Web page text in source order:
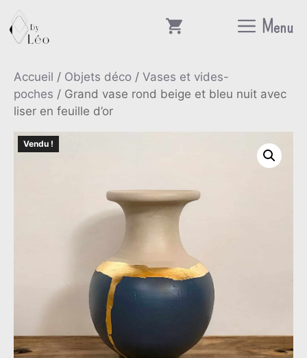
Aller
au
contenu
Menu
Accueil / Objets déco / Vases et vides-
poches / Grand vase rond beige et bleu nuit avec
liser en feuille d’or
Vendu !